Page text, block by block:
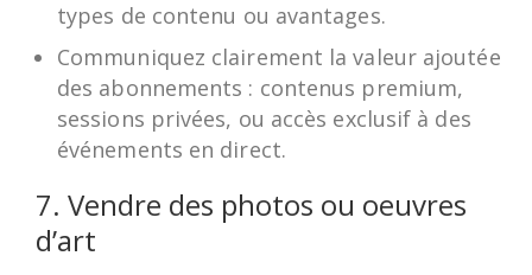
types de contenu ou avantages.
Communiquez clairement la valeur ajoutée
des abonnements : contenus premium,
sessions privées, ou accès exclusif à des
événements en direct.
7. Vendre des photos ou oeuvres
d’art